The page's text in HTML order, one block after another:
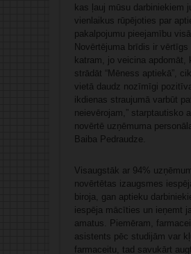
kas ļauj mūsu darbiniekiem
vienlaikus rūpējoties par
pakalpojumu pieejamību
Novērtējuma brīdis ir vērtīgs
katram, jo veicina apdomāt,
strādāt “Mēness aptiekā”,
vietā daudz nozīmīgi
ikdienas straujumā varbūt
neievērojam,” starptautisko
novērtē uzņēmuma
Baiba Pedraudze.
Visaugstāk ar 94%
novērtētas izaugsmes
biroja, gan aptieku
iespēja mācīties un ieņemt
amatus. Piemēram,
asistents pēc studijām var
farmaceitu, tad savukārt